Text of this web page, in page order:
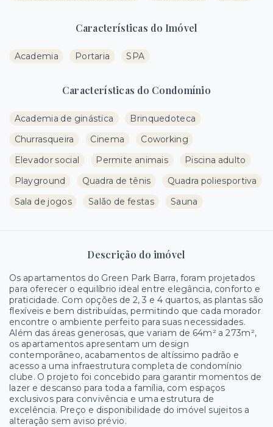
Características do Imóvel
Academia Portaria SPA
Características do Condomínio
Academia de ginástica
Brinquedoteca
Churrasqueira
Cinema
Coworking
Elevador social
Permite animais
Piscina adulto
Playground
Quadra de tênis
Quadra poliesportiva
Sala de jogos
Salão de festas Sauna
Descrição do imóvel
Os apartamentos do Green Park Barra, foram projetados
para oferecer o equilíbrio ideal entre elegância, conforto e
praticidade. Com opções de 2, 3 e 4 quartos, as plantas são
flexíveis e bem distribuídas, permitindo que cada morador
encontre o ambiente perfeito para suas necessidades.
Além das áreas generosas, que variam de 64m² a 273m²,
os apartamentos apresentam um design
contemporâneo, acabamentos de altíssimo padrão e
acesso a uma infraestrutura completa de condomínio
clube. O projeto foi concebido para garantir momentos de
lazer e descanso para toda a família, com espaços
exclusivos para convivência e uma estrutura de
excelência. Preço e disponibilidade do imóvel sujeitos a
alteração sem aviso prévio.